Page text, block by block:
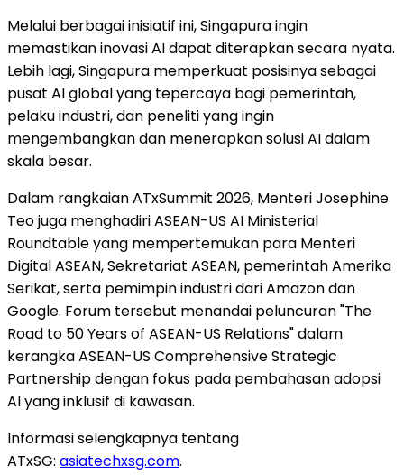
Melalui berbagai inisiatif ini, Singapura ingin
memastikan inovasi AI dapat diterapkan secara nyata.
Lebih lagi, Singapura memperkuat posisinya sebagai
pusat AI global yang tepercaya bagi pemerintah,
pelaku industri, dan peneliti yang ingin
mengembangkan dan menerapkan solusi AI dalam
skala besar.
Dalam rangkaian ATxSummit 2026, Menteri Josephine
Teo juga menghadiri ASEAN-US AI Ministerial
Roundtable yang mempertemukan para Menteri
Digital ASEAN, Sekretariat ASEAN, pemerintah Amerika
Serikat, serta pemimpin industri dari Amazon dan
Google. Forum tersebut menandai peluncuran "The
Road to 50 Years of ASEAN-US Relations" dalam
kerangka ASEAN-US Comprehensive Strategic
Partnership dengan fokus pada pembahasan adopsi
AI yang inklusif di kawasan.
Informasi selengkapnya tentang
ATxSG: asiatechxsg.com.